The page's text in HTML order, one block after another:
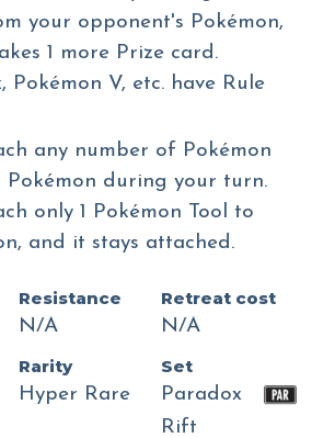
your opponent's Pokémon,
1 more Prize card.
Pokémon V, etc. have Rule
any number of Pokémon
Pokémon during your turn.
only 1 Pokémon Tool to
and it stays attached.
Resistance
N/A
Retreat cost
N/A
Rarity
Hyper Rare
Set
Paradox
Rift